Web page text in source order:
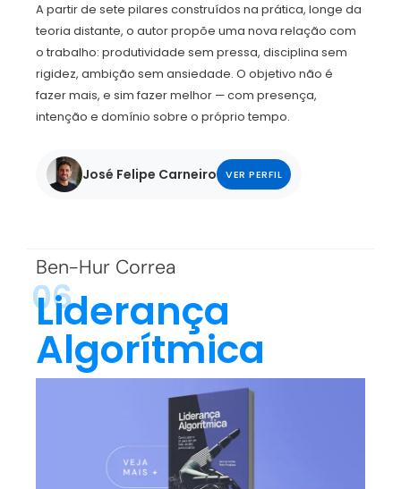
A partir de sete pilares construídos na prática, longe da
teoria distante, o autor propõe uma nova relação com
o trabalho: produtividade sem pressa, disciplina sem
rigidez, ambição sem ansiedade. O objetivo não é
fazer mais, e sim fazer melhor — com presença,
intenção e domínio sobre o próprio tempo.
José Felipe Carneiro VER PERFIL
06
Ben-Hur Correa
Liderança
Algorítmica